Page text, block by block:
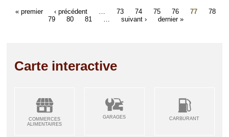
« premier ‹ précédent 73 74 75 76 77
78
79
80 81 suivant › dernier »
Carte interactive
COMMERCES
ALIMENTAIRES
GARAGES CARBURANT